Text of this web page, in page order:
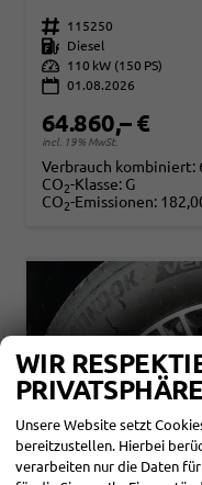
Fahrzeugnr. 115250
Kraftstoff
Diesel
Leistung
110 kW (150 PS)
01.08.2026
64.860,– €
incl. 19% MwSt.
Verbrauch kombiniert:
CO2-Klasse: G
CO2-Emissionen:
WIR
PRIVATSPHÄRE
Unsere Website setzt
bereitzustellen. Hierbei
verarbeiten nur die Daten